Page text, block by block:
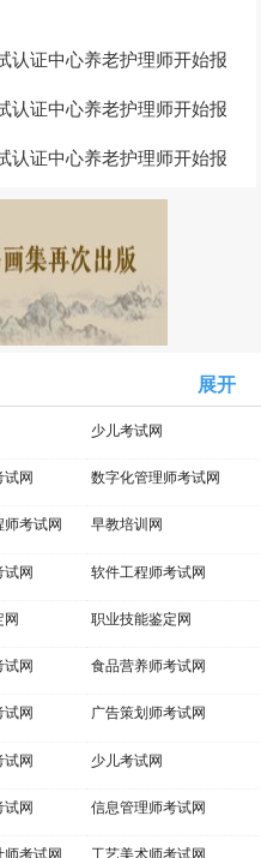
认证中心养老护理师开始报
认证中心养老护理师开始报
认证中心养老护理师开始报
展开
少儿考试网
试网 数字化管理师考试网
师考试网 早教培训网
试网 软件工程师考试网
网 职业技能鉴定网
试网 食品营养师考试网
试网 广告策划师考试网
试网 少儿考试网
试网 信息管理师考试网